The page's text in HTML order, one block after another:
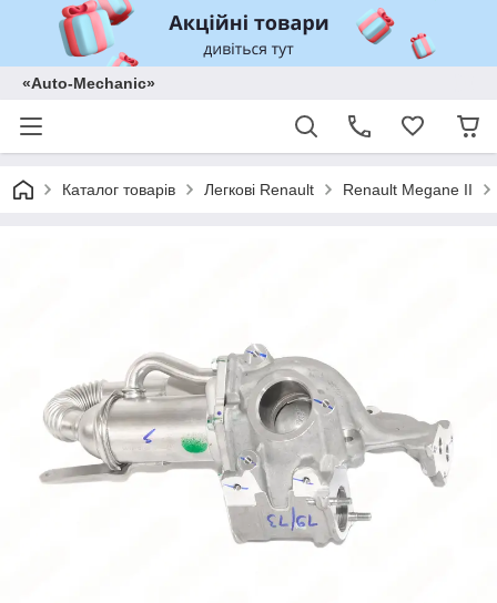
«Auto-Mechanic»
Каталог товарів Легкові Renault Renault Megane II